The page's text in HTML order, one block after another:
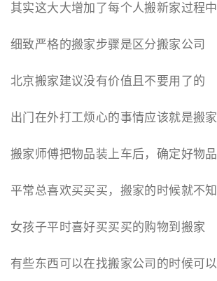
其实这大大增加了每个人搬新家过程中
细致严格的搬家步骤是区分搬家公司
北京搬家建议没有价值且不要用了的
出门在外打工烦心的事情应该就是搬家
搬家师傅把物品装上车后，确定好物品
平常总喜欢买买买，搬家的时候就不知
女孩子平时喜好买买买的购物到搬家
有些东西可以在找搬家公司的时候可以